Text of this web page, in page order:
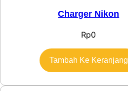
Charger Nikon
Rp0
Tambah Ke Keranjang